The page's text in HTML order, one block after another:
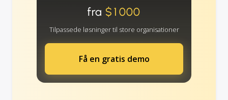
fra $1000
Tilpassede løsninger til store organisationer
Få en gratis demo